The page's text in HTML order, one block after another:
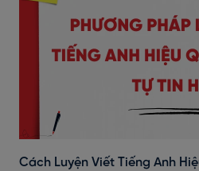
Cách Luyện Viết Tiếng Anh